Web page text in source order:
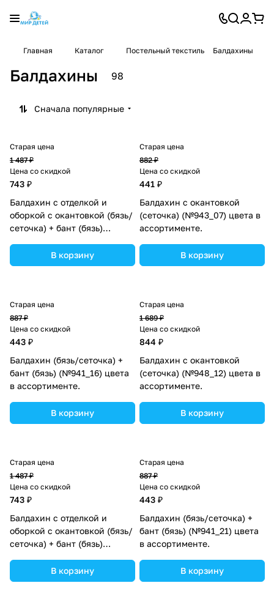
Главная Каталог Постельный текстиль Балдахины
Балдахины 98
Сначала популярные
Старая цена
1 487 ₽
Цена со скидкой
743 ₽
Балдахин с отделкой и
оборкой с окантовкой (бязь/
сеточка) + бант (бязь)
ассортименте.В корзину
Старая цена
882 ₽
Цена со скидкой
441 ₽
Балдахин с окантовкой
(сеточка) (№943_07) цвета в
ассортименте.
В корзину
Старая цена
887 ₽
Цена со скидкой
443 ₽
Балдахин (бязь/сеточка) +
бант (бязь) (№941_16) цвета
в ассортименте.
В корзину
Старая цена
1 689 ₽
Цена со скидкой
844 ₽
Балдахин с окантовкой
(сеточка) (№948_12) цвета в
ассортименте.
В корзину
Старая цена
1 487 ₽
Цена со скидкой
743 ₽
Балдахин с отделкой и
оборкой с окантовкой (бязь/
сеточка) + бант (бязь)
ассортименте.В корзину
Старая цена
887 ₽
Цена со скидкой
443 ₽
Балдахин (бязь/сеточка) +
бант (бязь) (№941_21) цвета
в ассортименте.
В корзину